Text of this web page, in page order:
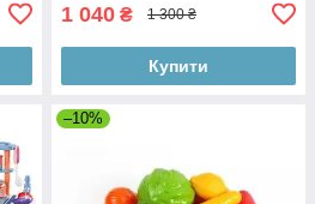
1 040 ₴ 1 300 ₴
Купити
–10%